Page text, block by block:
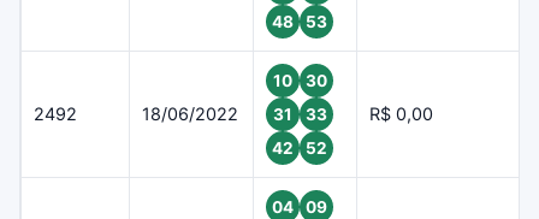
48
53
2492 18/06/2022
10
30
31
33
42
52
R$ 0,00
04
09